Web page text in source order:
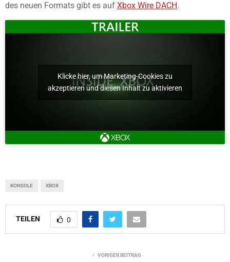
des neuen Formats gibt es auf Xbox Wire DACH.
Klicke hier, um Marketing-Cookies zu
akzeptieren und diesen Inhalt zu aktivieren
KONSOLE XBOX
TEILEN 0
VORIGER BEITRAG